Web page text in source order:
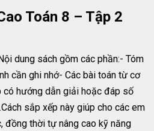
Toán 8 – Tập 2
dung sách gồm các phần:- Tóm
cần ghi nhớ- Các bài toán từ cơ
có hướng dẫn giải hoặc đáp số
sắp xếp này giúp cho các em
đồng thời tự nâng cao kỹ năng